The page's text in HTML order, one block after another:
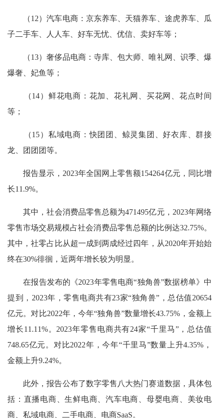
（12）汽车电商：京东养车、天猫养车、途虎养车、瓜
子二手车、人人车、好车无忧、优信、卖好车等；
（13）奢侈品电商：寺库、包大师、唯礼网、识季、爆
爆奢、妃鱼等；
（14）鲜花电商：花加、花礼网、买花网、花点时间
等；
（15）私域电商：快团团、鲸灵集团、好衣库、群接
龙、团团团等。
报告显示，2023年全国网上零售额154264亿元，同比增
长11.9%。
其中，社会消费品零售总额为471495亿元，2023年网络
零售市场交易规模占社会消费品零售总额的比例达32.75%。
其中，社零占比从超一成到两成经过四年，从2020年开始始
终在30%徘徊，近两年增长较为明显。
在报告发布的《2023年零售电商“独角兽”数据榜单》中
提到，2023年，零售电商共有23家“独角兽”，总估值20654
亿元。对比2022年，今年“独角兽”数量增长43.75%，金额上
增长11.11%。2023年零售电商共有24家“千里马”，总估值
748.65亿元。对比2022年，今年“千里马”数量上升4.35%，
金额上升9.24%。
此外，报告公布了数字零售八大热门赛道数据，具体包
括：直播电商、生鲜电商、汽车电商、母婴电商、美妆电
商、私域电商、二手电商、电商SaaS。